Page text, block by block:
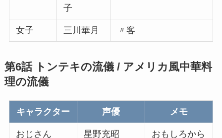
子
女子 三川華月 〃客
第6話 トンテキの流儀 / アメリカ風中華料
理の流儀
キャラクター 声優 メモ
おじさん 星野充昭 おもしろから